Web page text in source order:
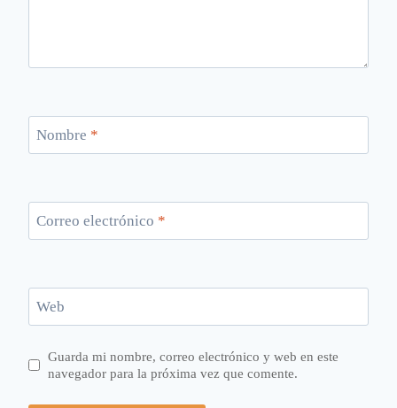
Nombre *
Correo electrónico *
Web
Guarda mi nombre, correo electrónico y web en este
navegador para la próxima vez que comente.